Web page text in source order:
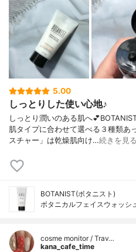
5.00
しっとりした使い心地♪
しっとり潤いのある肌へ
肌タイプに合わせて選べる３種類あ
スチャー」は乾燥肌向け…続きを見る
BOTANIST(ボタニスト)
ボタニカルフェイスウォッシ
cosme monitor / Trav…
kana_cafe_time